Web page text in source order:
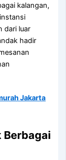
kalangan,
dari luar
hadir
Jakarta
Berbagai